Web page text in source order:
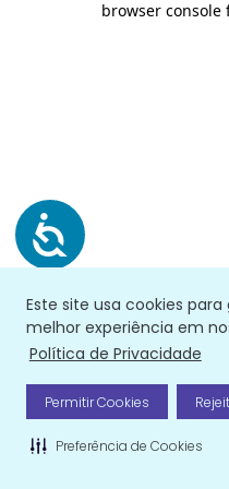
Este site usa cookies
melhor experiência em
Política de Privacidade
Permitir Cookies
Preferência de Cookies
browser